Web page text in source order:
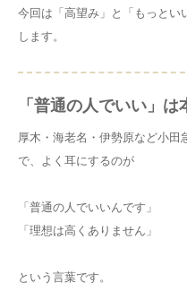
今回は「高望み」と「もっとい
します。
「普通の人でいい」は
厚木・海老名・伊勢原など小田
で、よく耳にするのが
「普通の人でいいんです」
「理想は高くありません」
という言葉です。